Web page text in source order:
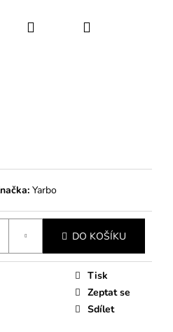
PřihlášeníNákupní
Yarbo
DO KOŠÍKU
Tisk
Zeptat se
Sdílet